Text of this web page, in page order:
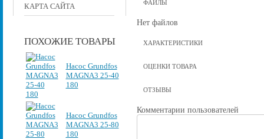
КАРТА САЙТА
ПОХОЖИЕ ТОВАРЫ
Насос Grundfos
MAGNA3 25-40
180
Насос Grundfos
MAGNA3 25-80
180
ФАЙЛЫ
Нет файлов
ХАРАКТЕРИСТИКИ
ОЦЕНКИ ТОВАРА
ОТЗЫВЫ
Комментарии пользователей